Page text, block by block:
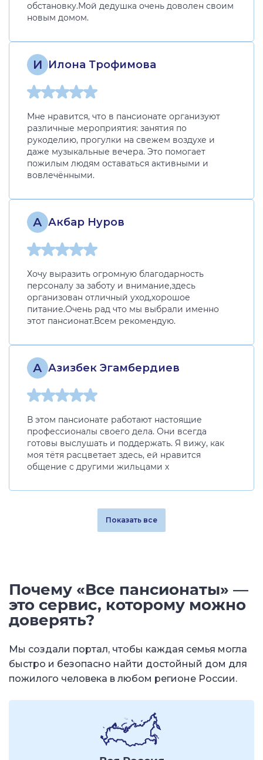
обстановку.Мой дедушка очень доволен своим
новым домом.
И Илона Трофимова
Мне нравится, что в пансионате организуют
различные мероприятия: занятия по
рукоделию, прогулки на свежем воздухе и
даже музыкальные вечера. Это помогает
пожилым людям оставаться активными и
вовлечёнными.
А Акбар Нуров
Хочу выразить огромную благодарность
персоналу за заботу и внимание,здесь
организован отличный уход,хорошое
питание.Очень рад что мы выбрали именно
этот пансионат.Всем рекомендую.
А Азизбек Эгамбердиев
В этом пансионате работают настоящие
профессионалы своего дела. Они всегда
готовы выслушать и поддержать. Я вижу, как
моя тётя расцветает здесь, ей нравится
общение с другими жильцами х
Показать все
Почему «Все пансионаты» —
это сервис, которому можно
доверять?
Мы создали портал, чтобы каждая семья могла
быстро и безопасно найти достойный дом для
пожилого человека в любом регионе России.